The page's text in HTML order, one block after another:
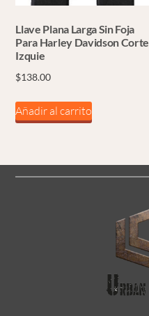
Llave Plana Larga Sin Foja
Para Harley Davidson Corte
Izquie
$138.00
Añadir al carrito